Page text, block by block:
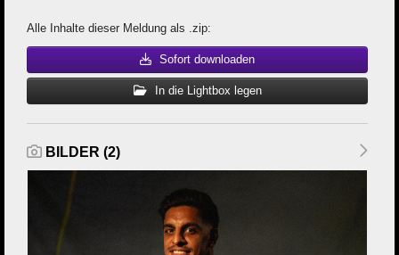
Alle Inhalte dieser Meldung als .zip:
Sofort downloaden
In die Lightbox legen
BILDER (2)